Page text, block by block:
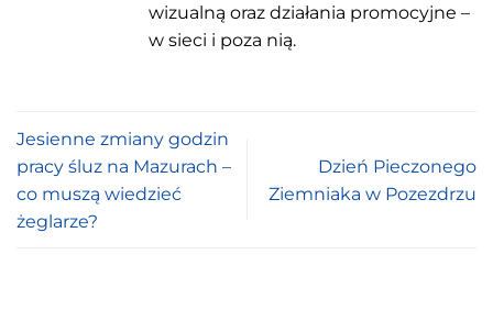
wizualną oraz działania promocyjne –
w sieci i poza nią.
Jesienne zmiany godzin
pracy śluz na Mazurach –
co muszą wiedzieć
żeglarze?
Dzień Pieczonego
Ziemniaka w Pozezdrzu